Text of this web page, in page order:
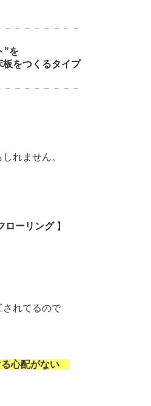
－－－－－－－
”を
をつくるタイプ
－－－－－－－
れません。
ローリング】
されてるので
心配がない